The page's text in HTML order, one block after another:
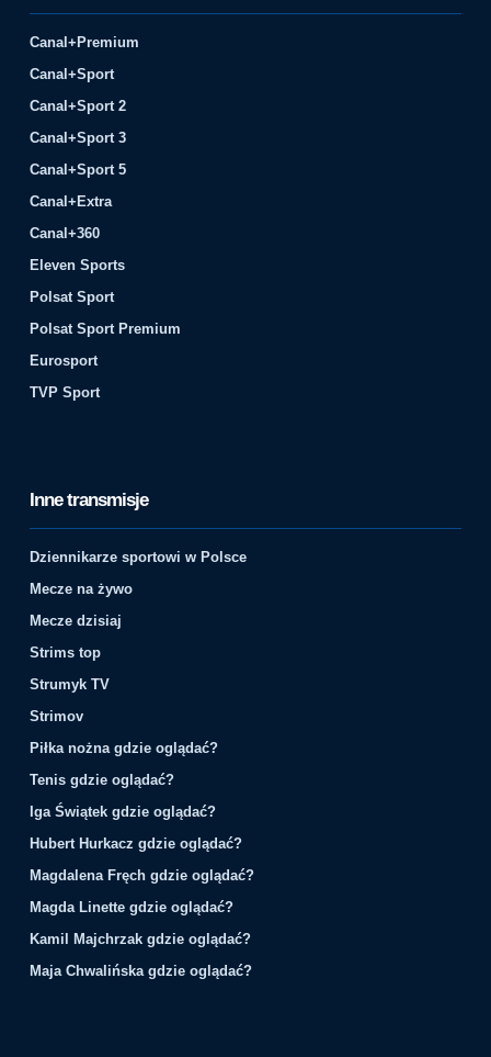
Canal+Premium
Canal+Sport
Canal+Sport 2
Canal+Sport 3
Canal+Sport 5
Canal+Extra
Canal+360
Eleven Sports
Polsat Sport
Polsat Sport Premium
Eurosport
TVP Sport
Inne transmisje
Dziennikarze sportowi w Polsce
Mecze na żywo
Mecze dzisiaj
Strims top
Strumyk TV
Strimov
Piłka nożna gdzie oglądać?
Tenis gdzie oglądać?
Iga Świątek gdzie oglądać?
Hubert Hurkacz gdzie oglądać?
Magdalena Fręch gdzie oglądać?
Magda Linette gdzie oglądać?
Kamil Majchrzak gdzie oglądać?
Maja Chwalińska gdzie oglądać?